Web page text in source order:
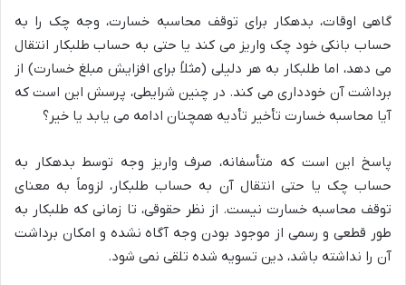
گاهی اوقات، بدهکار برای توقف محاسبه خسارت، وجه چک را به
حساب بانکی خود چک واریز می کند یا حتی به حساب طلبکار انتقال
می دهد، اما طلبکار به هر دلیلی (مثلاً برای افزایش مبلغ خسارت) از
برداشت آن خودداری می کند. در چنین شرایطی، پرسش این است که
آیا محاسبه خسارت تأخیر تأدیه همچنان ادامه می یابد یا خیر؟
پاسخ این است که متأسفانه، صرف واریز وجه توسط بدهکار به
حساب چک یا حتی انتقال آن به حساب طلبکار، لزوماً به معنای
توقف محاسبه خسارت نیست. از نظر حقوقی، تا زمانی که طلبکار به
طور قطعی و رسمی از موجود بودن وجه آگاه نشده و امکان برداشت
آن را نداشته باشد، دین تسویه شده تلقی نمی شود.